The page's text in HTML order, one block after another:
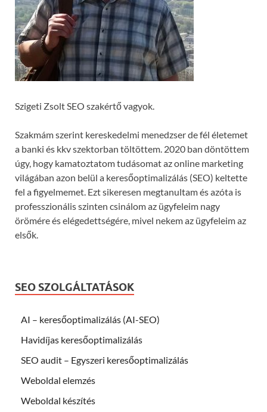
Szigeti Zsolt SEO szakértő vagyok.
Szakmám szerint kereskedelmi menedzser de fél életemet
a banki és kkv szektorban töltöttem. 2020 ban döntöttem
úgy, hogy kamatoztatom tudásomat az online marketing
világában azon belül a keresőoptimalizálás (SEO) keltette
fel a figyelmemet. Ezt sikeresen megtanultam és azóta is
professzionális szinten csinálom az ügyfeleim nagy
örömére és elégedettségére, mivel nekem az ügyfeleim az
elsők.
SEO SZOLGÁLTATÁSOK
AI – keresőoptimalizálás (AI-SEO)
Havidíjas keresőoptimalizálás
SEO audit – Egyszeri keresőoptimalizálás
Weboldal elemzés
Weboldal készítés